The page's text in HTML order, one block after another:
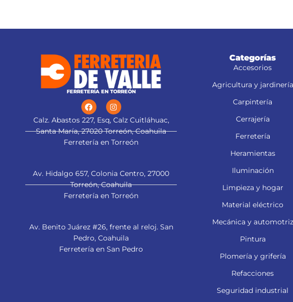
FERRETERÍA EN TORREÓN
Calz. Abastos 227, Esq, Calz Cuitláhuac,
Santa María, 27020 Torreón, Coahuila
Ferretería en Torreón
Av. Hidalgo 657, Colonia Centro, 27000
Torreón, Coahuila
Ferretería en Torreón
Av. Benito Juárez #26, frente al reloj. San
Pedro, Coahuila
Ferretería en San Pedro
Categorías
Accesorios
Agricultura y jardinería
Carpintería
Cerrajería
Ferretería
Heramientas
Iluminación
Limpieza y hogar
Material eléctrico
Mecánica y automotriz
Pintura
Plomería y grifería
Refacciones
Seguridad industrial